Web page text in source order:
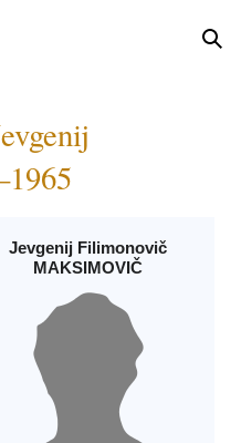
Jevgenij Filimonovič
MAKSIMOVIČ